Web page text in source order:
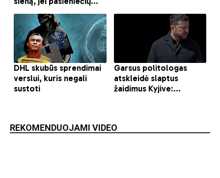
REKOMENDUOJAMI VIDEO